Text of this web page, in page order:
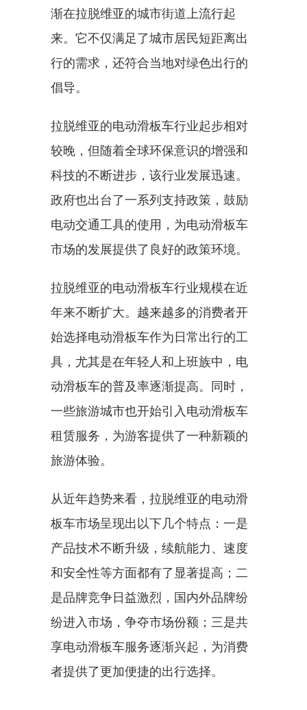
渐在拉脱维亚的城市街道上流行起
来。它不仅满足了城市居民短距离出
行的需求，还符合当地对绿色出行的
倡导。
拉脱维亚的电动滑板车行业起步相对
较晚，但随着全球环保意识的增强和
科技的不断进步，该行业发展迅速。
政府也出台了一系列支持政策，鼓励
电动交通工具的使用，为电动滑板车
市场的发展提供了良好的政策环境。
拉脱维亚的电动滑板车行业规模在近
年来不断扩大。越来越多的消费者开
始选择电动滑板车作为日常出行的工
具，尤其是在年轻人和上班族中，电
动滑板车的普及率逐渐提高。同时，
一些旅游城市也开始引入电动滑板车
租赁服务，为游客提供了一种新颖的
旅游体验。
从近年趋势来看，拉脱维亚的电动滑
板车市场呈现出以下几个特点：一是
产品技术不断升级，续航能力、速度
和安全性等方面都有了显著提高；二
是品牌竞争日益激烈，国内外品牌纷
纷进入市场，争夺市场份额；三是共
享电动滑板车服务逐渐兴起，为消费
者提供了更加便捷的出行选择。